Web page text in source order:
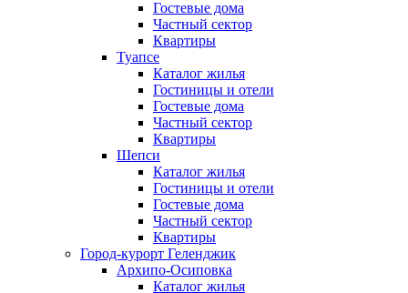
Гостевые дома
Частный сектор
Квартиры
Туапсе
Каталог жилья
Гостиницы и отели
Гостевые дома
Частный сектор
Квартиры
Шепси
Каталог жилья
Гостиницы и отели
Гостевые дома
Частный сектор
Квартиры
Город-курорт Геленджик
Архипо-Осиповка
Каталог жилья